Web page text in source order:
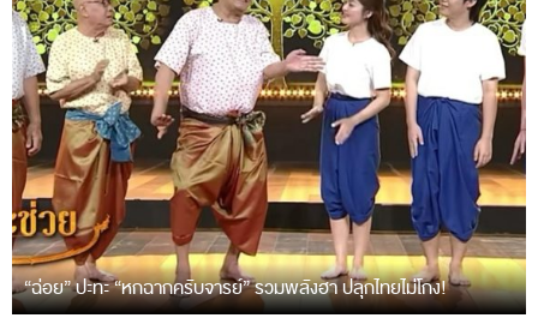
“ฉ่อย” ปะทะ “หกฉากครับจารย์” รวมพลังฮา ปลุกไทยไม่โกง!